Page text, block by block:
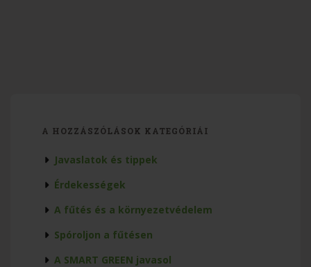
A HOZZÁSZÓLÁSOK KATEGÓRIÁI
Javaslatok és tippek
Érdekességek
A fűtés és a környezetvédelem
Spóroljon a fűtésen
A SMART GREEN javasol